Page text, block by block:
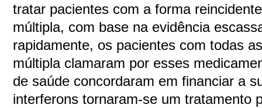
tratar pacientes com a forma
múltipla, com base na evidência
rapidamente, os pacientes com todas
múltipla clamaram por esses
de saúde concordaram em financiar a
interferons tornaram-se um tratamento